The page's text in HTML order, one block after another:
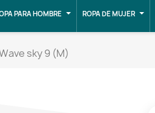
PARA HOMBRE ROPA DE MUJER
sky 9 (M)